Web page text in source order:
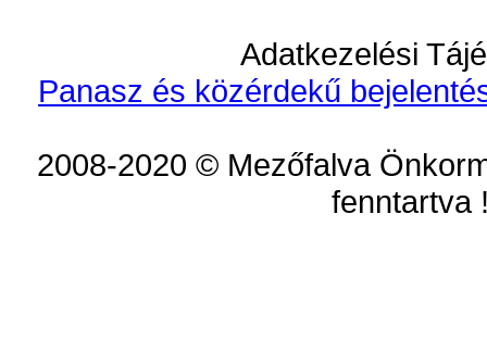
Adatkezelési
Panasz és közérdekű
2008-2020 © Mezőfalva
fenntartva